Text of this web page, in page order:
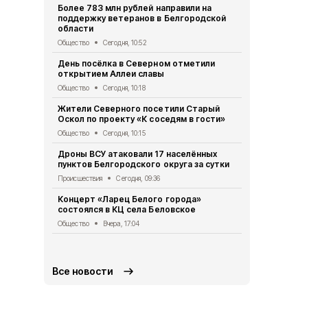
Более 783 млн рублей направили на
поддержку ветеранов в Белгородской
области
Общество Сегодня, 10:52
День посёлка в Северном отметили
открытием Аллеи славы
Общество Сегодня, 10:18
Жители Северного посетили Старый
Оскол по проекту «К соседям в гости»
Общество Сегодня, 10:15
Дроны ВСУ атаковали 17 населённых
пунктов Белгородского округа за сутки
Происшествия Сегодня, 09:36
Концерт «Ларец Белого города»
состоялся в КЦ села Беловское
Общество Вчера, 17:04
Все новости